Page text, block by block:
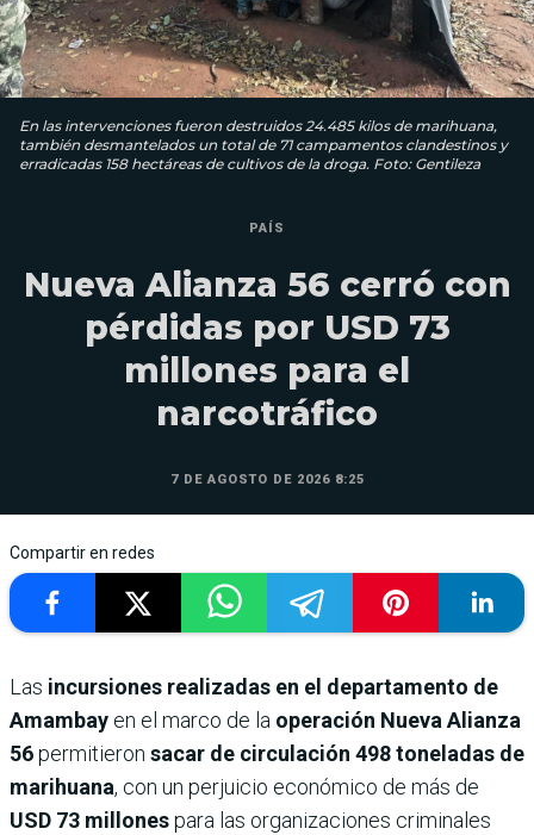
En las intervenciones fueron destruidos 24.485 kilos de marihuana,
también desmantelados un total de 71 campamentos clandestinos y
erradicadas 158 hectáreas de cultivos de la droga. Foto: Gentileza
PAÍS
Nueva Alianza 56 cerró con
pérdidas por USD 73
millones para el
narcotráfico
7 DE AGOSTO DE 2026 8:25
Compartir en redes
Las incursiones realizadas en el departamento de
Amambay en el marco de la operación Nueva Alianza
56permitieron sacar de circulación 498 toneladas de
marihuana, con un perjuicio económico de más de
USD 73 millonespara las organizaciones criminales